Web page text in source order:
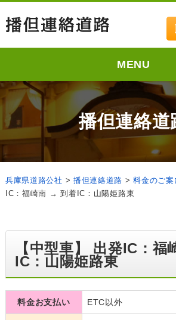
MENU
播但連絡道
兵庫県道路公社 > 播但連絡道路 >料金のご案
IC：福崎南 → 到着IC：山陽姫路東
【中型車】 出発IC：
IC：山陽姫路東
料金お支払い ETC以外